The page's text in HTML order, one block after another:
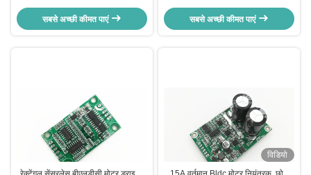
ड्राइवर बिना आवास और हीटसिंक के
सबसे अच्छी कीमत पाएं
BLDC मोटर ड्राइवर -20—85℃ O.V /
L.V सुरक्षा
सबसे अच्छी कीमत पाएं
विडियो